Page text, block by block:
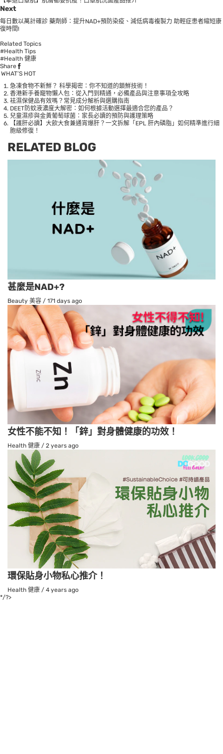
Next
每日數以萬計確診 藥劑師：提升NAD+預防染疫、減低病毒複製力 助輕症患者縮短康
復時間!
Related Topics
#Health Tips
#Health 健康
Share
WHAT’S HOT
急凍食物不新鮮？ 科學揭密：你不知道的鎖鮮技術！
香港新手養寵物懶人包：從入門到精通，必備產品與注意事項全攻略
袪濕保健品有效嗎？常見成分解析與選購指南
DEET防蚊液濃度大解密：如何根據活動選擇最適合您的產品？
兒童濕疹與金黃葡萄球菌：家長必讀的預防與護理策略
【護肝必讀】大飲大食兼通宵爆肝？一文拆解「EPL 肝內磷脂」如何精準進行細
胞級修復！
RELATED BLOG
甚麼是NAD+?
Beauty 美容 / 171 days ago
女性不能不知！「鋅」對身體健康的功效！
Health 健康 / 2 years ago
環保貼身小物私心推介！
Health 健康 / 4 years ago
*/?>